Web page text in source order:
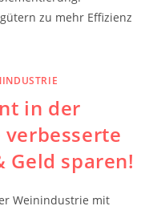
zu mehr Effizienz
in der
Geld sparen!
Weinindustrie mit